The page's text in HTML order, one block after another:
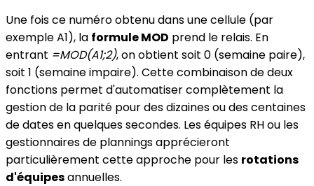
Une fois ce numéro obtenu dans une cellule (par
exemple A1), la formule MOD prend le relais. En
entrant =MOD(A1;2), on obtient soit 0 (semaine paire),
soit 1 (semaine impaire). Cette combinaison de deux
fonctions permet d'automatiser complètement la
gestion de la parité pour des dizaines ou des centaines
de dates en quelques secondes. Les équipes RH ou les
gestionnaires de plannings apprécieront
particulièrement cette approche pour les rotations
d'équipesannuelles.